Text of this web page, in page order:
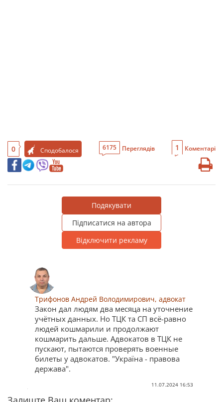
0 Сподобалося 6175 Переглядів 1 Коментарі
Подякувати
Підписатися на автора
Відключити рекламу
Трифонов Андрей Володимирович, адвокат
Закон дал людям два месяца на уточнение
учётных данных. Но ТЦК та СП всё-равно
людей кошмарили и продолжают
кошмарить дальше. Адвокатов в ТЦК не
пускают, пытаются проверять военные
билеты у адвокатов. "Україна - правова
держава".
11.07.2024 16:53